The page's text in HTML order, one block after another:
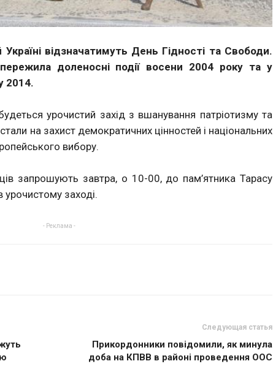
відзначатимуть День Гідності та Свободи.
доленосні події восени 2004 року та у
2014.
урочистий захід з вшанування патріотизму та
на захист демократичних цінностей і національних
вибору.
запрошують завтра, о 10-00, до пам’ятника Тарасу
урочистому заході.
- Реклама -
Следующая статья
Прикордонники повідомили, як минула
доба на КПВВ в районі проведення ООС